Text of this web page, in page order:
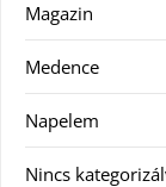
Magazin
Medence
Napelem
Nincs